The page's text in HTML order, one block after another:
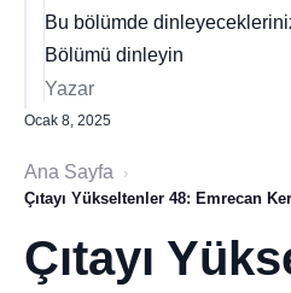
Bu bölümde
Bölümü dinleyin
Yazar
Ocak 8, 2025
Ana Sayfa
›
Çıtayı Yükseltenler 48: Emrecan
Çıtayı